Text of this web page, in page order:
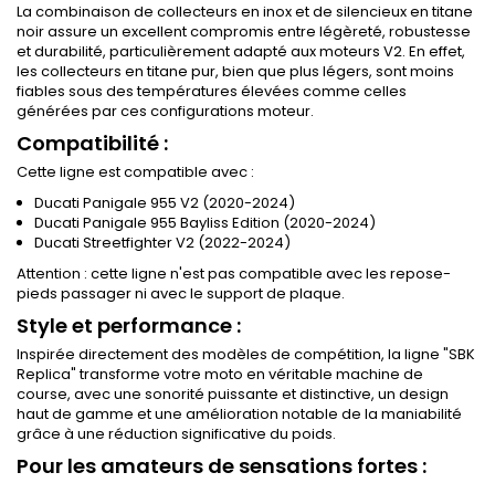
La combinaison de collecteurs en inox et de silencieux en titane
noir assure un excellent compromis entre légèreté, robustesse
et durabilité, particulièrement adapté aux moteurs V2. En effet,
les collecteurs en titane pur, bien que plus légers, sont moins
fiables sous des températures élevées comme celles
générées par ces configurations moteur.
Compatibilité :
Cette ligne est compatible avec :
Ducati Panigale 955 V2 (2020-2024)
Ducati Panigale 955 Bayliss Edition (2020-2024)
Ducati Streetfighter V2 (2022-2024)
Attention : cette ligne n'est pas compatible avec les repose-
pieds passager ni avec le support de plaque.
Style et performance :
Inspirée directement des modèles de compétition, la ligne "SBK
Replica" transforme votre moto en véritable machine de
course, avec une sonorité puissante et distinctive, un design
haut de gamme et une amélioration notable de la maniabilité
grâce à une réduction significative du poids.
Pour les amateurs de sensations fortes :